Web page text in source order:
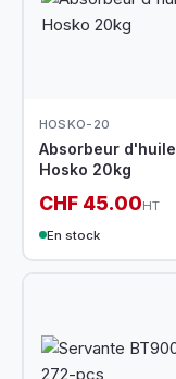
HOSKO-20
Absorbeur d'huile
Hosko 20kg
CHF 45.00HT
En stock